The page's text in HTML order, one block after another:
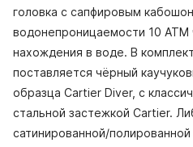
головка с сапфировым
водонепроницаемости 10 АТМ
нахождения в воде. В
поставляется чёрный
образца Cartier Diver, с
стальной застежкой Cartier.
сатинированной/полированной